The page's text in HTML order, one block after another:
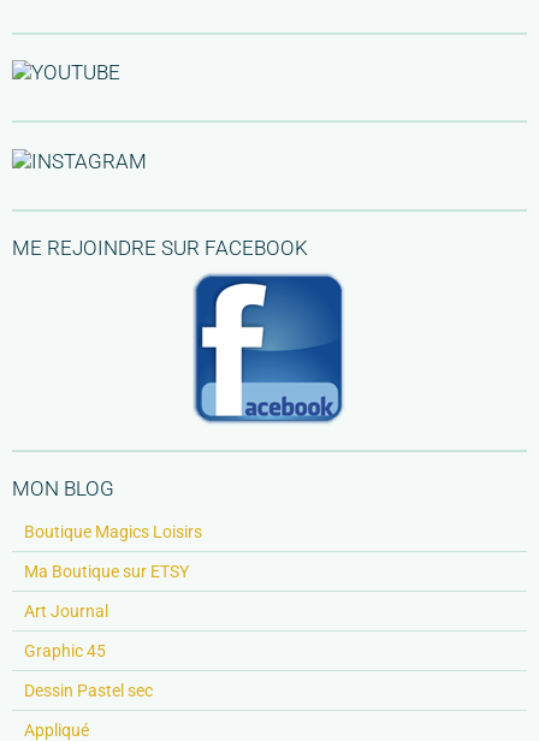
ME REJOINDRE SUR FACEBOOK
MON BLOG
Boutique Magics Loisirs
Ma Boutique sur ETSY
Art Journal
Graphic 45
Dessin Pastel sec
Appliqué